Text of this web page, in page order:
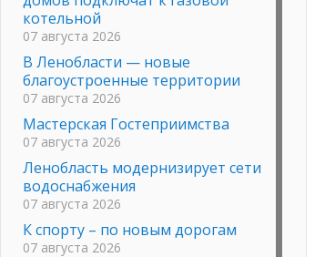
котельной
07 августа 2026
В Ленобласти — новые
благоустроенные территории
07 августа 2026
Мастерская Гостеприимства
07 августа 2026
Ленобласть модернизирует сети
водоснабжения
07 августа 2026
К спорту – по новым дорогам
07 августа 2026